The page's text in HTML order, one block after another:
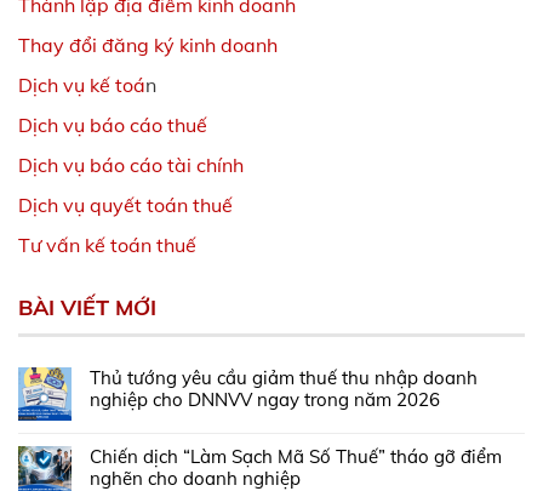
Thay đổi đăng ký kinh doanh
Dịch vụ kế toán
Dịch vụ báo cáo thuế
Dịch vụ báo cáo tài chính
Dịch vụ quyết toán thuế
Tư vấn kế toán thuế
BÀI VIẾT MỚI
Thủ tướng yêu cầu giảm thuế thu nhập doanh
nghiệp cho DNNVV ngay trong năm 2026
Chiến dịch “Làm Sạch Mã Số Thuế” tháo gỡ điểm
nghẽn cho doanh nghiệp